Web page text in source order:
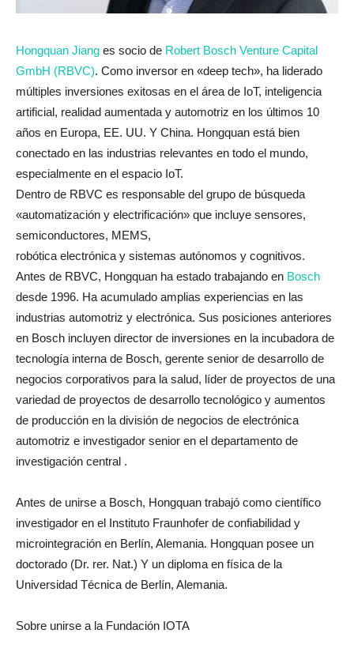
Hongquan Jiang es socio de Robert Bosch Venture Capital
GmbH (RBVC). Como inversor en «deep tech», ha liderado
múltiples inversiones exitosas en el área de IoT, inteligencia
artificial, realidad aumentada y automotriz en los últimos 10
años en Europa, EE. UU. Y China. Hongquan está bien
conectado en las industrias relevantes en todo el mundo,
especialmente en el espacio IoT.
Dentro de RBVC es responsable del grupo de búsqueda
«automatización y electrificación» que incluye sensores,
semiconductores, MEMS,
robótica electrónica y sistemas autónomos y cognitivos.
Antes de RBVC, Hongquan ha estado trabajando en Bosch
desde 1996. Ha acumulado amplias experiencias en las
industrias automotriz y electrónica. Sus posiciones anteriores
en Bosch incluyen director de inversiones en la incubadora de
tecnología interna de Bosch, gerente senior de desarrollo de
negocios corporativos para la salud, líder de proyectos de una
variedad de proyectos de desarrollo tecnológico y aumentos
de producción en la división de negocios de electrónica
automotriz e investigador senior en el departamento de
investigación central .
Antes de unirse a Bosch, Hongquan trabajó como científico
investigador en el Instituto Fraunhofer de confiabilidad y
microintegración en Berlín, Alemania. Hongquan posee un
doctorado (Dr. rer. Nat.) Y un diploma en física de la
Universidad Técnica de Berlín, Alemania.
Sobre unirse a la Fundación IOTA